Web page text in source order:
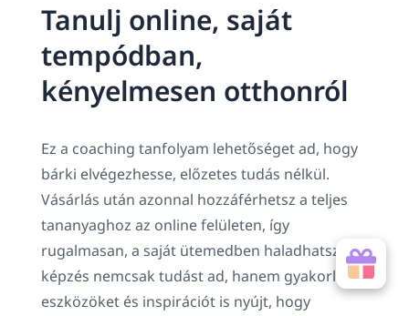
Tanulj online, saját
tempódban,
kényelmesen otthonról
Ez a coaching tanfolyam lehetőséget ad, hogy
bárki elvégezhesse, előzetes tudás nélkül.
Vásárlás után azonnal hozzáférhetsz a teljes
tananyaghoz az online felületen, így
rugalmasan, a saját ütemedben haladhatsz. A
képzés nemcsak tudást ad, hanem gyakorlati
eszközöket és inspirációt is nyújt, hogy